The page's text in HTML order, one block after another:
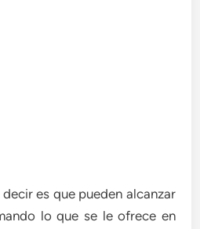
es que pueden alcanzar
lo que se le ofrece en